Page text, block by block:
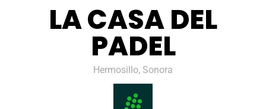
LA CASA DEL
PADEL
Hermosillo, Sonora